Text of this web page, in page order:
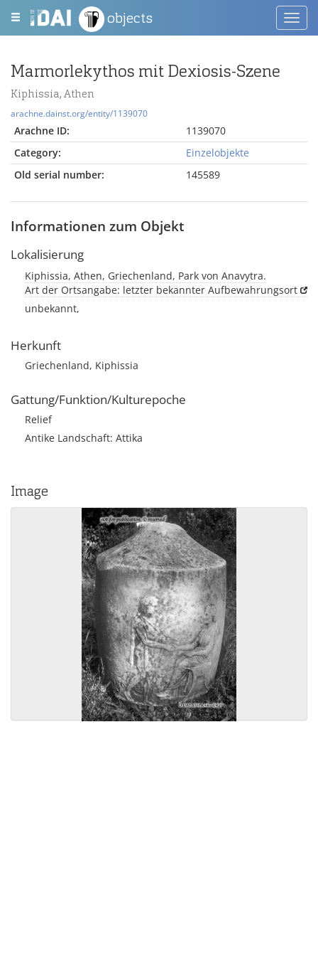
objects
Marmorlekythos mit Dexiosis-Szene
Kiphissia, Athen
arachne.dainst.org/entity/1139070
Arachne ID:
1139070
Category:
Einzelobjekte
Old serial number:
145589
Informationen zum Objekt
Lokalisierung
Kiphissia, Athen, Griechenland, Park von Anavytra.
Art der Ortsangabe: letzter bekannter Aufbewahrungsort
unbekannt,
Herkunft
Griechenland, Kiphissia
Gattung/Funktion/Kulturepoche
Relief
Antike Landschaft: Attika
Image